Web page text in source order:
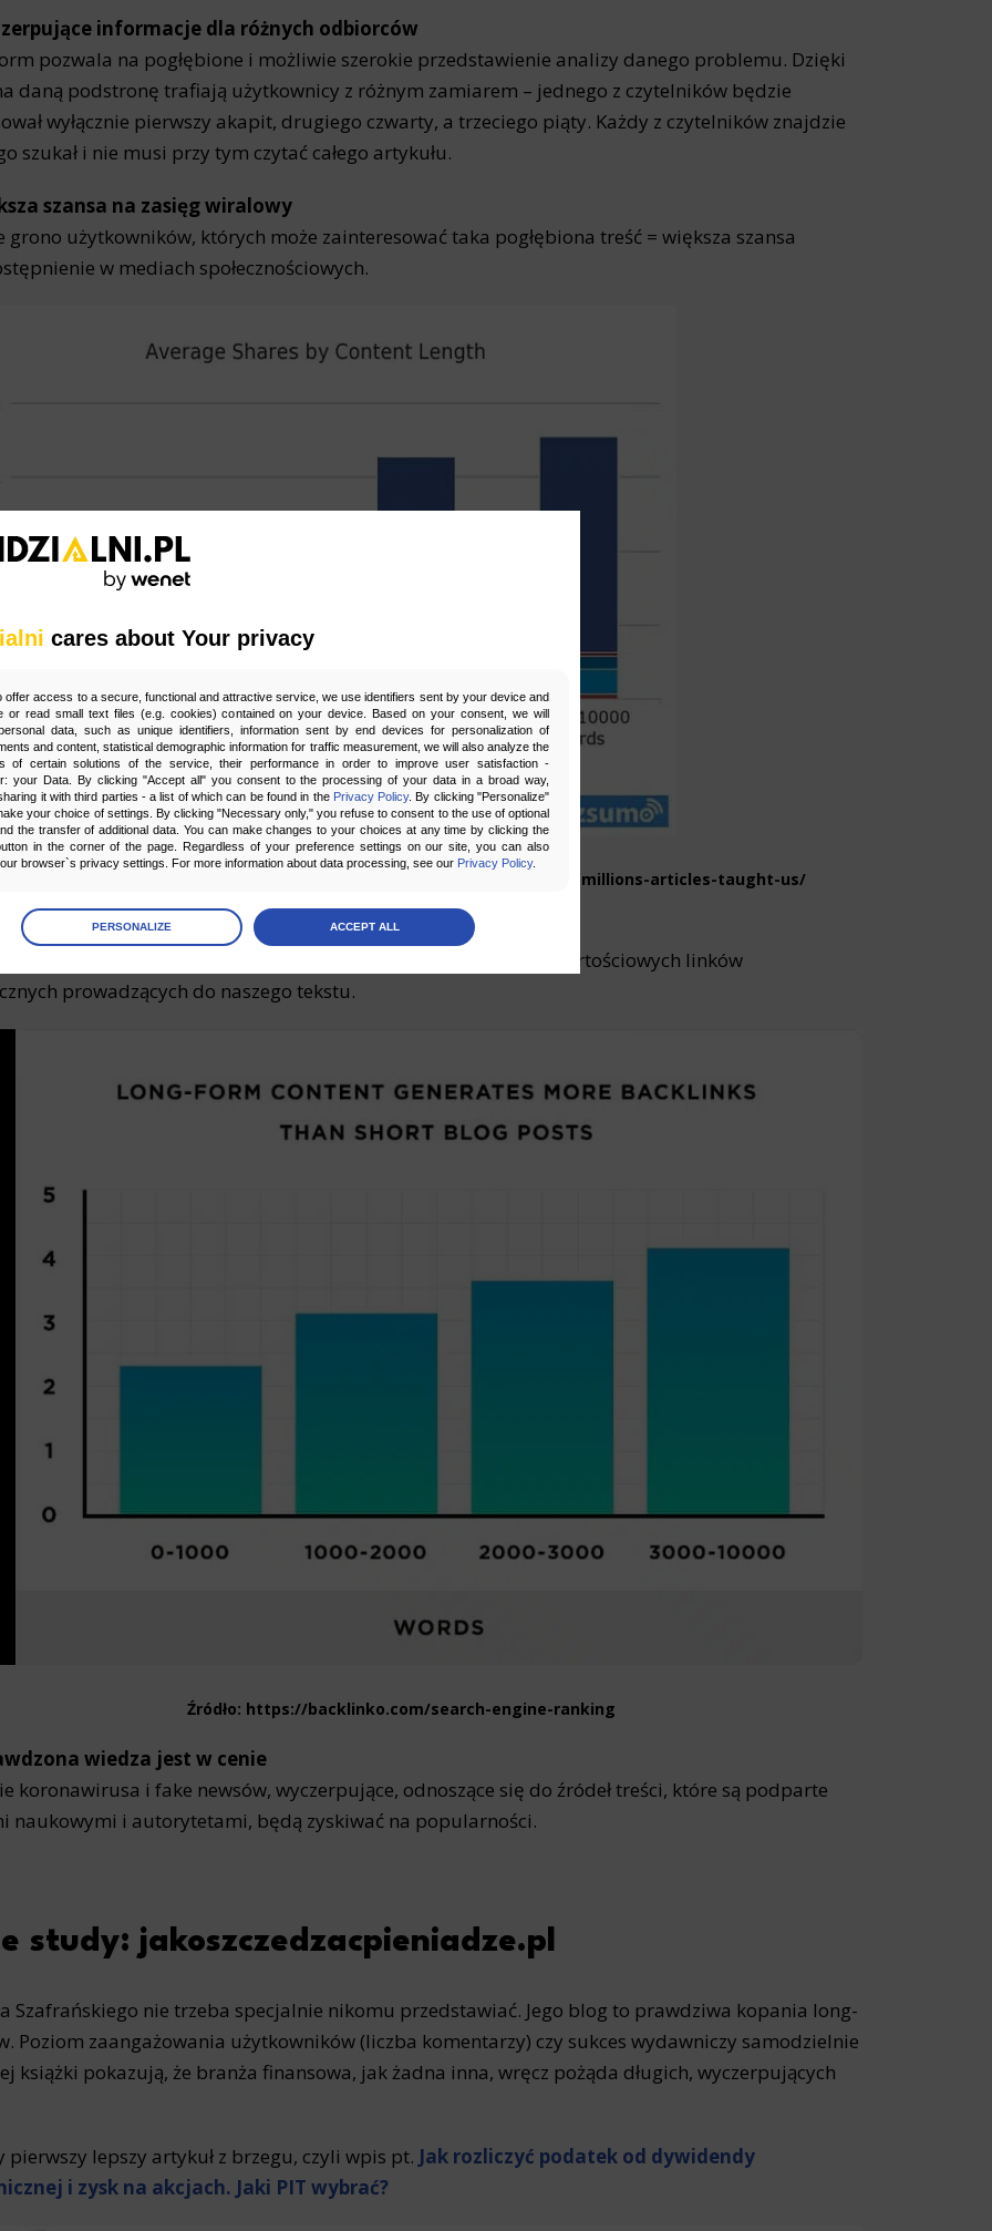
cares about Your privacy
offer access to a secure, functional and attractive service, we use identifiers sent by your device and
or read small text files (e.g. cookies) contained on your device. Based on your consent, we will
data, such as unique identifiers, information sent by end devices for personalization of
and content, statistical demographic information for traffic measurement, we will also analyze the
of certain solutions of the service, their performance in order to improve user satisfaction -
your Data. By clicking "Accept all" you consent to the processing of your data in a broad way,
it with third parties - a list of which can be found in the Privacy Policy. By clicking "Personalize"
your choice of settings. By clicking "Necessary only," you refuse to consent to the use of optional
the transfer of additional data. You can make changes to your choices at any time by clicking the
in the corner of the page. Regardless of your preference settings on our site, you can also
browser`s privacy settings. For more information about data processing, see our Privacy Policy.
preferences
the consents of your choice
to use the site.
data used to collect information to analyze site traffic and how users use the site, how they came to the site, and to
demographic statistics about users. Analytical cookies and similar technologies allow us to measure the
of actions taken and content presented.
for displaying personalized ads that may be of interest to the user based on browsing history and habits and
criteria. Also, third-party files that, in conjunction with files installed while browsing other websites, profile the user,
or her with the marketing, advertising and retargeting content deemed most appropriate.
PERSONALIZE ACCEPT ALL
informacje dla różnych odbiorców
pozwala na pogłębione i możliwie szerokie przedstawienie analizy danego problemu. Dzięki
daną podstronę trafiają użytkownicy z różnym zamiarem – jednego z czytelników będzie
wyłącznie pierwszy akapit, drugiego czwarty, a trzeciego piąty. Każdy z czytelników znajdzie
szukał i nie musi przy tym czytać całego artykułu.
szansa na zasięg wiralowy
grono użytkowników, których może zainteresować taka pogłębiona treść = większa szansa
w mediach społecznościowych.
Źródło: https://okdork.com/why-content-goes-viral-what-analyzing-100-millions-articles-taught-us/
organiczne pozyskiwane bezpłatnie
long-form pozwala także na efektywniejsze pozyskanie wartościowych linków
prowadzących do naszego tekstu.
Źródło: https://backlinko.com/search-engine-ranking
wiedza jest w cenie
koronawirusa i fake newsów, wyczerpujące, odnoszące się do źródeł treści, które są podparte
naukowymi i autorytetami, będą zyskiwać na popularności.
study: jakoszczedzacpieniadze.pl
Szafrańskiego nie trzeba specjalnie nikomu przedstawiać. Jego blog to prawdziwa kopania long-
Poziom zaangażowania użytkowników (liczba komentarzy) czy sukces wydawniczy samodzielnie
książki pokazują, że branża finansowa, jak żadna inna, wręcz pożąda długich, wyczerpujących
pierwszy lepszy artykuł z brzegu, czyli wpis pt. Jak rozliczyć podatek od dywidendy
i zysk na akcjach. Jaki PIT wybrać?